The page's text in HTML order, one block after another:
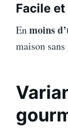
Facile
Enmoins
maison